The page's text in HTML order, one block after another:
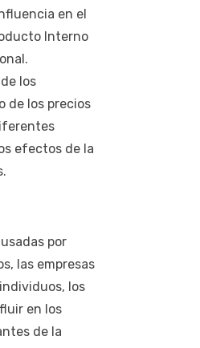
en el
Interno
los
de los precios
efectos de la
por
las empresas
los
en los
de la